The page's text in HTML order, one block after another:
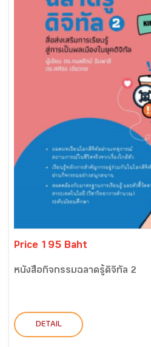
Price 195 Baht
หนังสือกิจกรรมฉลาดรู้ดิจิทัล 2
DETAIL